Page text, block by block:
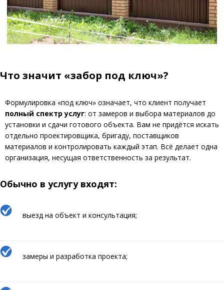
Что значит «забор под ключ»?
Формулировка «под ключ» означает, что клиент получает
полный спектр услуг: от замеров и выбора материалов до
установки и сдачи готового объекта. Вам не придётся искать
отдельно проектировщика, бригаду, поставщиков
материалов и контролировать каждый этап. Всё делает одна
организация, несущая ответственность за результат.
Обычно в услугу входят:
выезд на объект и консультация;
замеры и разработка проекта;